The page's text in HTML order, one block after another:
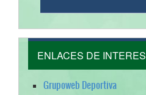
ENLACES DE INTERES
Grupoweb Deportiva